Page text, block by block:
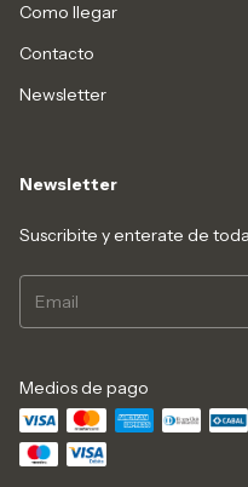
Como llegar
Contacto
Newsletter
Newsletter
Suscribite y enterate de
Medios de pago